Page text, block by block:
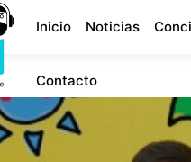
Inicio Noticias
Contacto